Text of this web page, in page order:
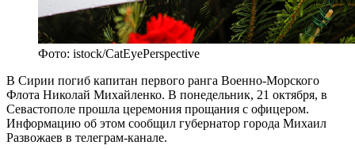
Фото: istock/CatEyePerspective
В Сирии погиб капитан первого ранга Военно-Морского
Флота Николай Михайленко. В понедельник, 21 октября, в
Севастополе прошла церемония прощания с офицером.
Информацию об этом сообщил губернатор города Михаил
Развожаев в телеграм-канале.